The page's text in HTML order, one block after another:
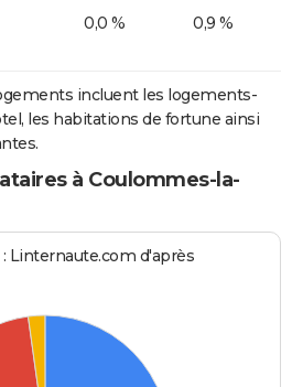
0,0 % 0,9 %
incluent les logements-
les habitations de fortune ainsi
à Coulommes-la-
Linternaute.com d'après